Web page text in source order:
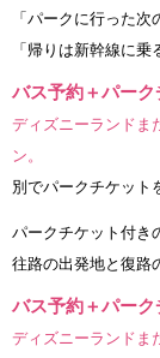
「パークに行った
「帰りは新幹線に
バス予約＋パー
ディズニーランドま
ン。
別でパークチケット
パークチケット付き
往路の出発地と復路
バス予約＋パー
ディズニーランドま